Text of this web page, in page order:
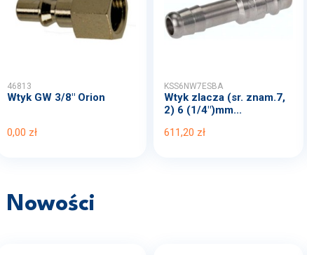
46813
Wtyk GW 3/8" Orion
0,00 zł
KSS6NW7ESBA
Wtyk zlacza (sr. znam.7,
2) 6 (1/4")mm...
611,20 zł
Nowości